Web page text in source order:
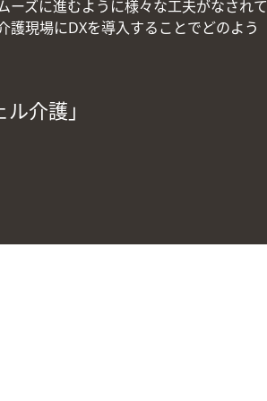
ズに進むように様々な工夫がなされて
護現場にDXを導入することでどのよう
介護」